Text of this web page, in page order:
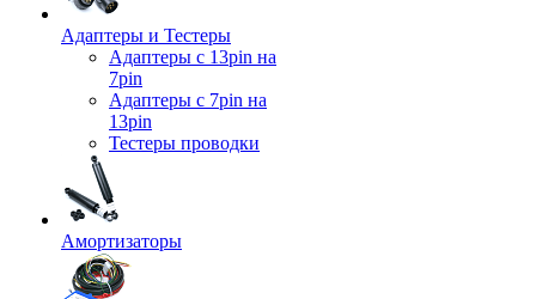
Адаптеры и Тестеры
Адаптеры с 13pin на
7pin
Адаптеры с 7pin на
13pin
Тестеры проводки
Амортизаторы